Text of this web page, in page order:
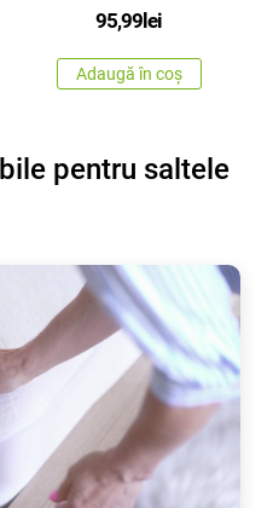
95,99 lei
Adaugă în coș
pentru saltele